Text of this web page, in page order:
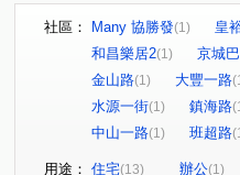
社區： Many 協勝發(1) 皇
和昌樂居2(1) 京城
金山路(1) 大豐一路
水源一街(1) 鎮海路
中山一路(1) 班超路
用途： 住宅(13) 辦公(1)